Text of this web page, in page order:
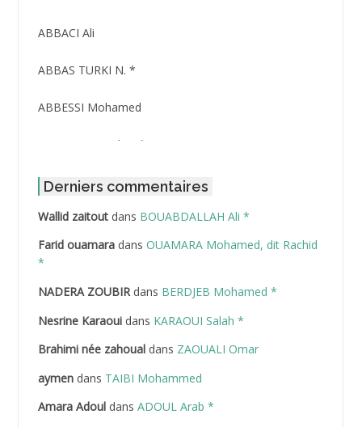
ABBACI Ali
ABBAS TURKI N. *
ABBESSI Mohamed
ABBOUR Azzedine *
ABDAT Amar
ABDEDDAIM Hamid
ABDELAZIZ Mohamed
ABDELHAFID Lakhdar
ABDELLI Mohamed
Derniers commentaires
Wallid zaitoutdans BOUABDALLAH Ali *
Farid ouamaradans OUAMARA Mohamed, dit Rachid
*
NADERA ZOUBIRdans BERDJEB Mohamed *
Nesrine Karaouidans KARAOUI Salah *
Brahimi née zahoualdans ZAOUALI Omar
aymendans TAIBI Mohammed
Amara Adouldans ADOUL Arab *